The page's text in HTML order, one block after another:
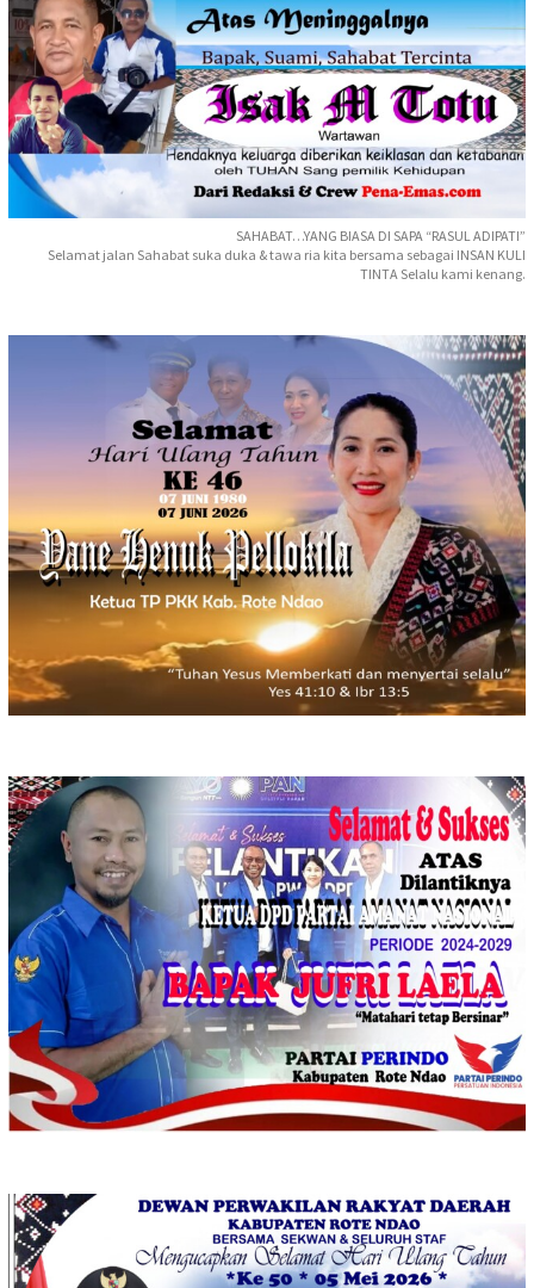
SAHABAT…YANG BIASA DI SAPA “RASUL ADIPATI”
Selamat jalan Sahabat suka duka & tawa ria kita bersama sebagai INSAN KULI
TINTA Selalu kami kenang.